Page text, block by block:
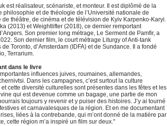
est réalisateur, scénariste, et monteur. Il est diplômé de la
philosophie et de théologie de l’Université nationale de
théâtre, de cinéma et de télévision de Kyiv Karpenko-Karyi.
(2013) et Weightlifter (2018), ce dernier remportant
Son premier long métrage, Le Serment de Pamfir, a
Son dernier film, le court métrage Liturgy of Anti-tank
Toronto, d’Amsterdam (IDFA) et de Sundance. Il a fondé
Terrarium.
dans le livre
influences juives, roumaines, allemandes,
Dans les campagnes, c’est surtout la culture
cette diversité culturelles sont présentes dans les fêtes et les
qui est devenue comme un bagage, une partie de mon
toujours y revenir et y puiser des histoires. J’y ai tourné
et carnavalesques de la région. Et en me documentant
liées à la contrebande, qui m’ont donné de la matière par
cette région m’a inspiré un film sur deux."